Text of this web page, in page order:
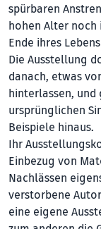
spürbaren
hohen Alter
Ende ihres
Die Ausstellung
danach, etwas
hinterlassen, und
ursprünglichen
Beispiele hinaus.
Ihr
Einbezug von
Nachlässen
verstorbene
eine eigene